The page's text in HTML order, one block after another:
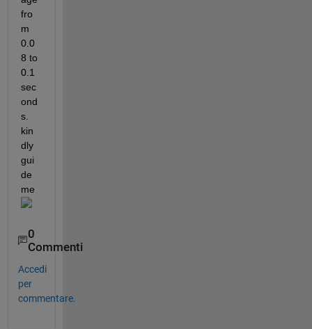
fro
m
0.0
8 to
0.1
sec
ond
s.
kin
dly
gui
de
me
0
Commenti
Accedi
per
commentare.